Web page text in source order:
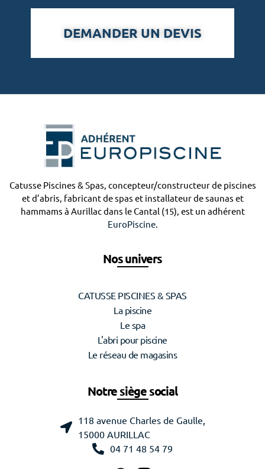
DEMANDER UN DEVIS
Catusse Piscines & Spas, concepteur/constructeur de piscines
et d’abris, fabricant de spas et installateur de saunas et
hammams à Aurillac dans le Cantal (15), est un adhérent
EuroPiscine.
Nos univers
CATUSSE PISCINES & SPAS
La piscine
Le spa
L'abri pour piscine
Le réseau de magasins
Notre siège social
118 avenue Charles de Gaulle,
15000 AURILLAC
04 71 48 54 79